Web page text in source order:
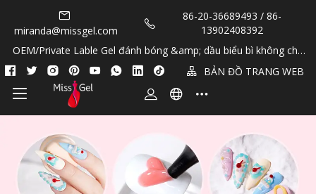
miranda@missgel.com
86-20-36689493 / 86-
13902408392
OEM/Private Lable Gel đánh bóng &amp; dầu biểu bì không chứ
a Hema &amp; TPO! BẢN ĐỒ TRANG WEB